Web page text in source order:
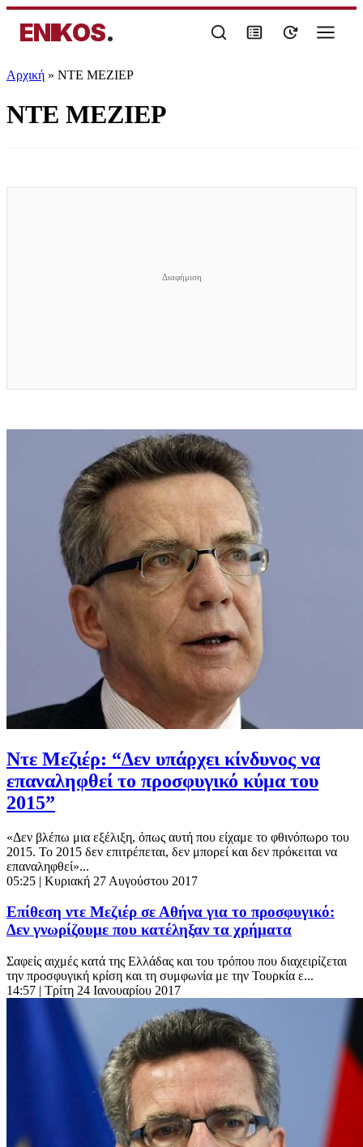
ENIKOS.
Αρχική » ΝΤΕ ΜΕΖΙΕΡ
ΝΤΕ ΜΕΖΙΕΡ
Ντε Μεζιέρ: “Δεν υπάρχει κίνδυνος να
επαναληφθεί το προσφυγικό κύμα του
2015”
«Δεν βλέπω μια εξέλιξη, όπως αυτή που είχαμε το φθινόπωρο του
2015. Το 2015 δεν επιτρέπεται, δεν μπορεί και δεν πρόκειται να
επαναληφθεί»...
05:25 | Κυριακή 27 Αυγούστου 2017
Επίθεση ντε Μεζιέρ σε Αθήνα για το προσφυγικό:
Δεν γνωρίζουμε που κατέληξαν τα χρήματα
Σαφείς αιχμές κατά της Ελλάδας και του τρόπου που διαχειρίζεται
την προσφυγική κρίση και τη συμφωνία με την Τουρκία ε...
14:57 | Τρίτη 24 Ιανουαρίου 2017